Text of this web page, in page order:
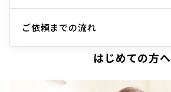
ご依頼までの流れ
はじめての方へ